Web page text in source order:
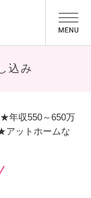
込み
年収550～650万
アットホームな